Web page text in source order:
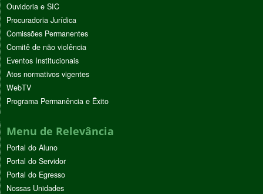
Ouvidoria e SIC
Procuradoria Jurídica
Comissões Permanentes
Comitê de não violência
Eventos Institucionais
Atos normativos vigentes
WebTV
Programa Permanência e Êxito
Menu de Relevância
Portal do Aluno
Portal do Servidor
Portal do Egresso
Nossas Unidades